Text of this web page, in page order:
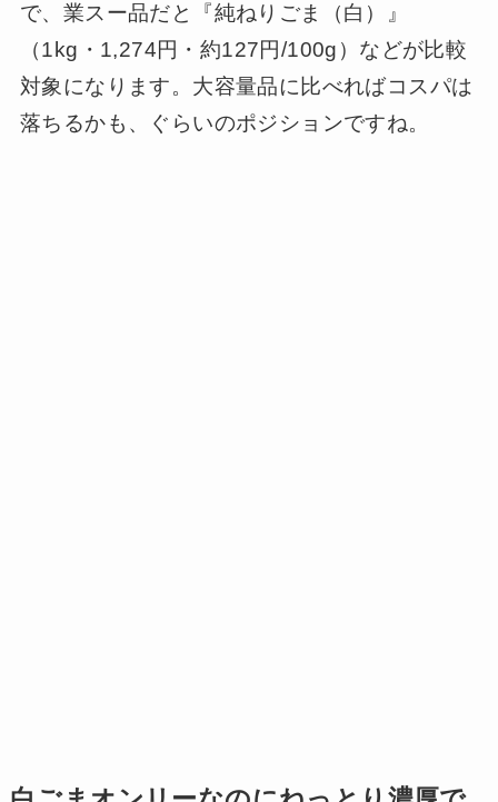
で、業スー品だと『純ねりごま（白）』
（1kg・1,274円・約127円/100g）などが比較
対象になります。大容量品に比べればコスパは
落ちるかも、ぐらいのポジションですね。